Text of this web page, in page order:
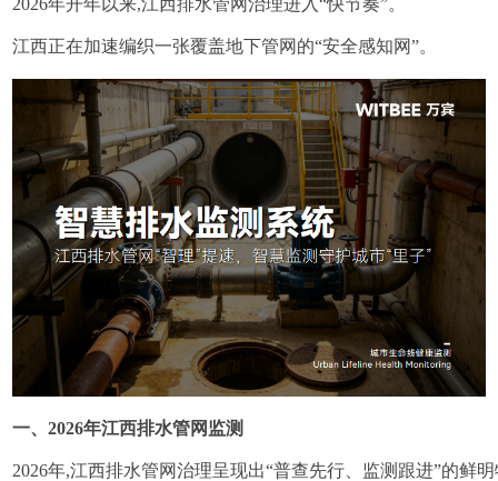
2026年开年以来,江西排水管网治理进入“快节奏”。
江西正在加速编织一张覆盖地下管网的“安全感知网”。
一、2026年江西排水管网监测
2026年,江西排水管网治理呈现出“普查先行、监测跟进”的鲜